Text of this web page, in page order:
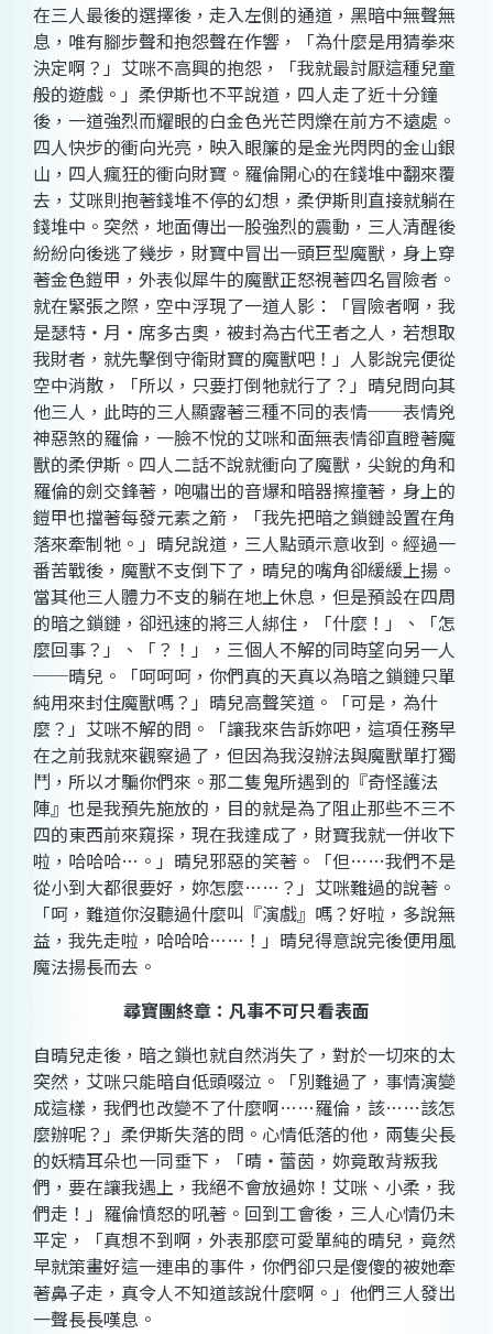
在三人最後的選擇後，走入左側的通道，黑暗中無聲無
息，唯有腳步聲和抱怨聲在作響，「為什麼是用猜拳來
決定啊？」艾咪不高興的抱怨，「我就最討厭這種兒童
般的遊戲。」柔伊斯也不平說道，四人走了近十分鐘
後，一道強烈而耀眼的白金色光芒閃爍在前方不遠處。
四人快步的衝向光亮，映入眼簾的是金光閃閃的金山銀
山，四人瘋狂的衝向財寶。羅倫開心的在錢堆中翻來覆
去，艾咪則抱著錢堆不停的幻想，柔伊斯則直接就躺在
錢堆中。突然，地面傳出一股強烈的震動，三人清醒後
紛紛向後逃了幾步，財寶中冒出一頭巨型魔獸，身上穿
著金色鎧甲，外表似犀牛的魔獸正怒視著四名冒險者。
就在緊張之際，空中浮現了一道人影：「冒險者啊，我
是瑟特‧月‧席多古奧，被封為古代王者之人，若想取
我財者，就先擊倒守衛財寶的魔獸吧！」人影說完便從
空中消散，「所以，只要打倒牠就行了？」晴兒問向其
他三人，此時的三人顯露著三種不同的表情──表情兇
神惡煞的羅倫，一臉不悅的艾咪和面無表情卻直瞪著魔
獸的柔伊斯。四人二話不說就衝向了魔獸，尖銳的角和
羅倫的劍交鋒著，咆嘯出的音爆和暗器擦撞著，身上的
鎧甲也擋著每發元素之箭，「我先把暗之鎖鏈設置在角
落來牽制牠。」晴兒說道，三人點頭示意收到。經過一
番苦戰後，魔獸不支倒下了，晴兒的嘴角卻緩緩上揚。
當其他三人體力不支的躺在地上休息，但是預設在四周
的暗之鎖鏈，卻迅速的將三人綁住，「什麼！」、「怎
麼回事？」、「？！」，三個人不解的同時望向另一人
──晴兒。「呵呵呵，你們真的天真以為暗之鎖鏈只單
純用來封住魔獸嗎？」晴兒高聲笑道。「可是，為什
麼？」艾咪不解的問。「讓我來告訴妳吧，這項任務早
在之前我就來觀察過了，但因為我沒辦法與魔獸單打獨
鬥，所以才騙你們來。那二隻鬼所遇到的『奇怪護法
陣』也是我預先施放的，目的就是為了阻止那些不三不
四的東西前來窺探，現在我達成了，財寶我就一併收下
啦，哈哈哈… 。」晴兒邪惡的笑著。「但……我們不是
從小到大都很要好，妳怎麼……？」艾咪難過的說著。
「呵，難道你沒聽過什麼叫『演戲』嗎？好啦，多說無
益，我先走啦，哈哈哈……！」晴兒得意說完後便用風
魔法揚長而去。
尋寶團終章：凡事不可只看表面
自晴兒走後，暗之鎖也就自然消失了，對於一切來的太
突然，艾咪只能暗自低頭啜泣。「別難過了，事情演變
成這樣，我們也改變不了什麼啊……羅倫，該……該怎
麼辦呢？」柔伊斯失落的問。心情低落的他，兩隻尖長
的妖精耳朵也一同垂下，「晴‧蕾茵，妳竟敢背叛我
們，要在讓我遇上，我絕不會放過妳！艾咪、小柔，我
們走！」羅倫憤怒的吼著。回到工會後，三人心情仍未
平定，「真想不到啊，外表那麼可愛單純的晴兒，竟然
早就策畫好這一連串的事件，你們卻只是傻傻的被她牽
著鼻子走，真令人不知道該說什麼啊。」他們三人發出
一聲長長嘆息。